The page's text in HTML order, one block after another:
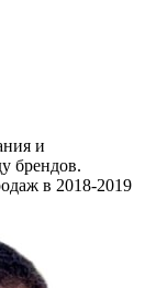
и
брендов.
в 2018-2019